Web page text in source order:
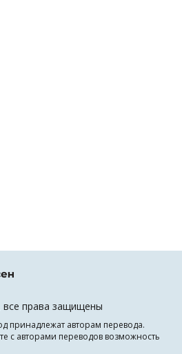
права защищены
принадлежат авторам перевода.
с авторами переводов возможность